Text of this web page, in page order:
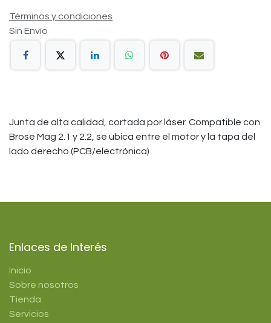
Términos y condiciones
Sin Envío
Junta de alta calidad, cortada por láser. Compatible con
Brose Mag 2.1 y 2.2, se ubica entre el motor y la tapa del
lado derecho (PCB/electrónica)
Enlaces de Interés
Inicio
Sobre nosotros
Tienda
Servicios